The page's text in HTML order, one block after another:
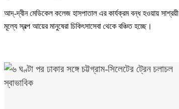
আদ্‌-দ্বীন মেডিকেল কলেজ হাসপাতাল এর কার্যক্রম বন্ধ হওয়ায় সাশ্রয়ী
মূল্যে স্বল্প আয়ের মানুষেরা চিকিৎসাসেবা থেকে বঞ্চিত হচ্ছে।